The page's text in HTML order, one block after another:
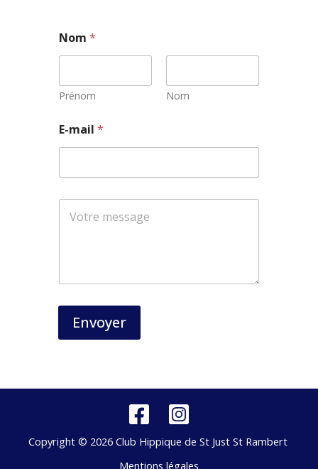
Nom*
Prénom Nom
E-mail*
Envoyer
Copyright © 2026 Club Hippique de St Just St Rambert
Mentions légales